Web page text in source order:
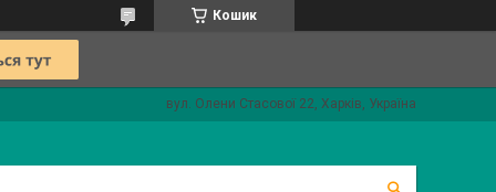
Кошик
вул. Олени Стасової 22, Харків, Україна